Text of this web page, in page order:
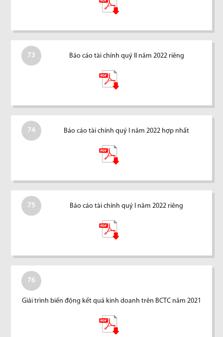
73 Báo cáo tài chính quý II năm 2022 riêng
74 Báo cáo tài chính quý I năm 2022 hợp nhất
75 Báo cáo tài chính quý I năm 2022 riêng
76
Giải trình biến động kết quả kinh doanh trên BCTC năm 2021